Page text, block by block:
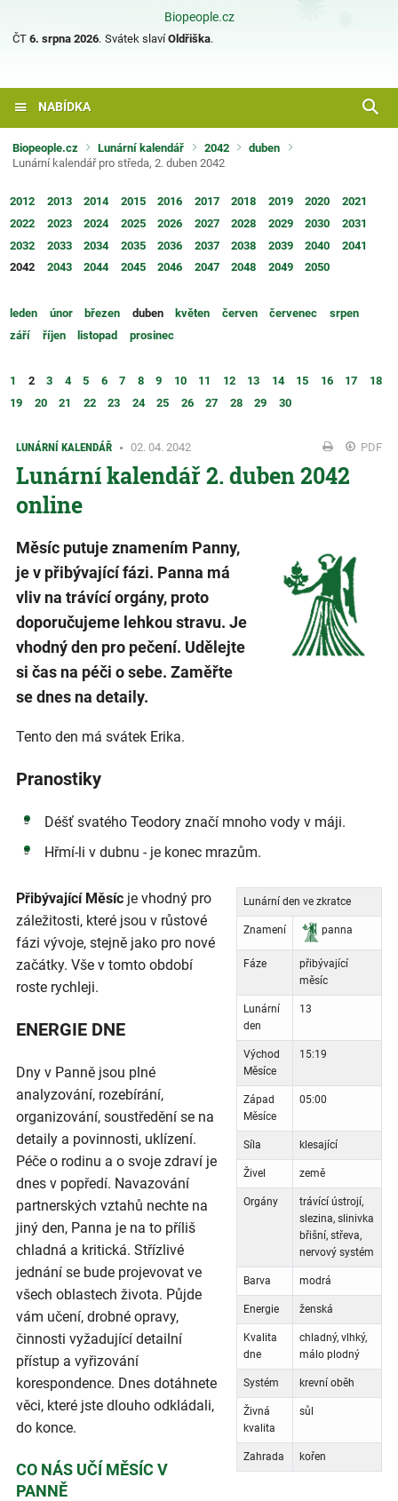
Biopeople.cz
ČT 6. srpna 2026. Svátek slavíOldřiška.
NABÍDKA
Biopeople.cz Lunární kalendář 2042
duben
Lunární kalendář pro středa, 2. duben 2042
2012 2013 2014 2015 2016 2017 2018 2019 2020
2021
2022
2023 2024 2025 2026 2027 2028 2029 2030
2031
2032
2033 2034 2035 2036 2037 2038 2039 2040
2041
2042
2043 2044 2045 2046 2047 2048 2049 2050
leden únor březen duben květen červen červenec
srpen
září
říjen listopad prosinec
1 2 3 4 5 6 7 8 9 10 11 12 13 14 15 16 17
18
19
20 21 22 23 24 25 26 27 28 29 30
LUNÁRNÍ KALENDÁŘ 02. 04. 2042 PDF
Lunární kalendář 2. duben 2042
online
Měsíc putuje znamením Panny,
je v přibývající fázi. Panna má
vliv na trávící orgány, proto
doporučujeme lehkou stravu. Je
vhodný den pro pečení. Udělejte
si čas na péči o sebe. Zaměřte
se dnes na detaily.
Tento den má svátek Erika.
Pranostiky
Déšť svatého Teodory značí mnoho vody v máji.
Hřmí-li v dubnu - je konec mrazům.
Lunární den ve zkratce
Znamení panna
Fáze
přibývající
měsíc
Lunární
den
13
Východ
Měsíce
15:19
Západ
Měsíce
05:00
Síla klesající
Živel země
Orgány
trávící ústrojí,
slezina, slinivka
břišní, střeva,
nervový systém
Barva modrá
Energie ženská
Kvalita
dne
chladný, vlhký,
málo plodný
Systém krevní oběh
Živná
kvalita
sůl
Zahrada kořen
Přibývající Měsíc je vhodný pro
záležitosti, které jsou v růstové
fázi vývoje, stejně jako pro nové
začátky. Vše v tomto období
roste rychleji.
ENERGIE DNE
Dny v Panně jsou plné
analyzování, rozebírání,
organizování, soustředění se na
detaily a povinnosti, uklízení.
Péče o rodinu a o svoje zdraví je
dnes v popředí. Navazování
partnerských vztahů nechte na
jiný den, Panna je na to příliš
chladná a kritická. Střízlivé
jednání se bude projevovat ve
všech oblastech života. Půjde
vám učení, drobné opravy,
činnosti vyžadující detailní
přístup a vyřizování
korespondence. Dnes dotáhnete
věci, které jste dlouho odkládali,
do konce.
CO NÁS UČÍ MĚSÍC V
PANNĚ